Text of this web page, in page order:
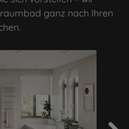
ganz nach Ihren